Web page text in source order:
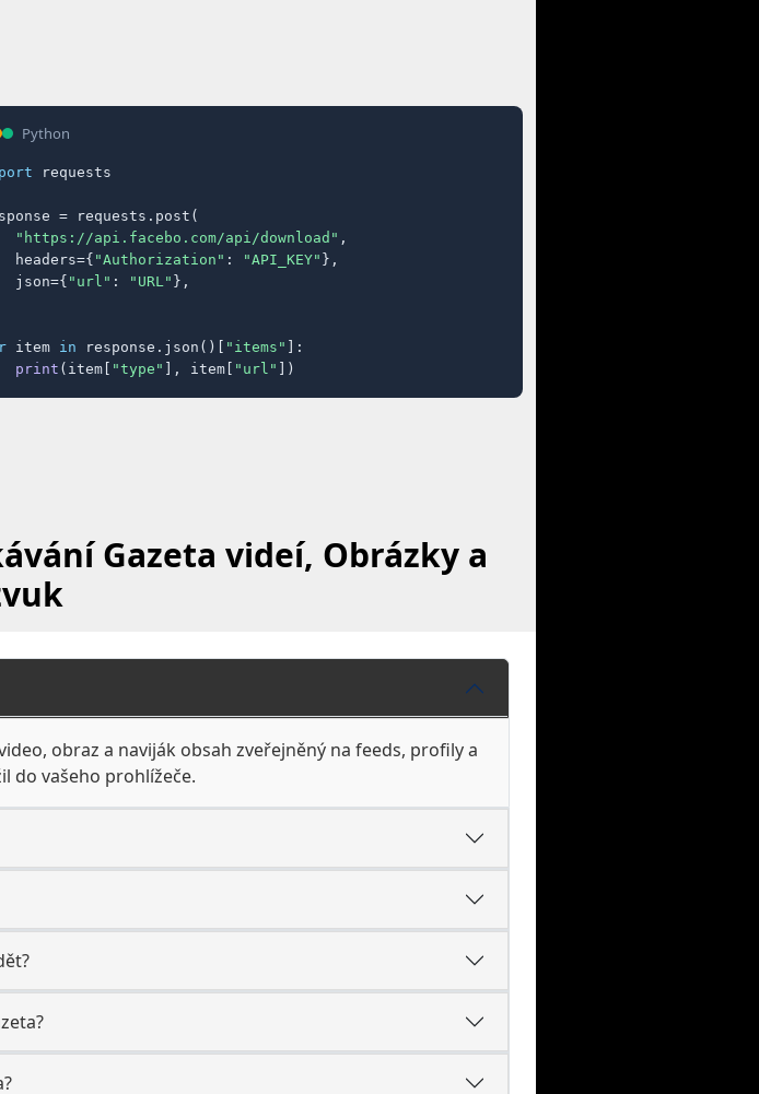
Python
requests
= requests.post(
"https://api.facebo.com/api/download" ,
headers={
"Authorization" : "API_KEY" },
json={
"url" : "URL" },
item in response.json()[ "items" ]:
print (item[ "type" ], item[ "url" ])
Gazeta videí, Obrázky a
obraz a naviják obsah zveřejněný na feeds, profily a
do vašeho prohlížeče.